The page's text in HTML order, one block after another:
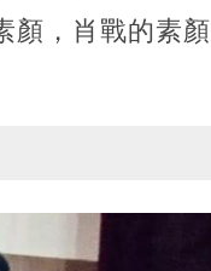
顏，肖戰的素顏